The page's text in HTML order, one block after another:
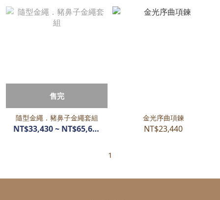
售完
隨型金繩．豬鼻子金繩套組
NT$33,430 ~ NT$65,670
金光序曲項鍊
NT$23,440
1